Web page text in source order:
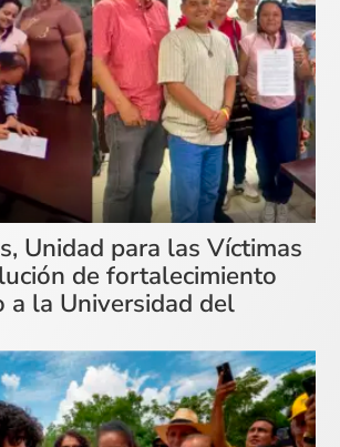
Unidad para las Víctimas
de fortalecimiento
a la Universidad del